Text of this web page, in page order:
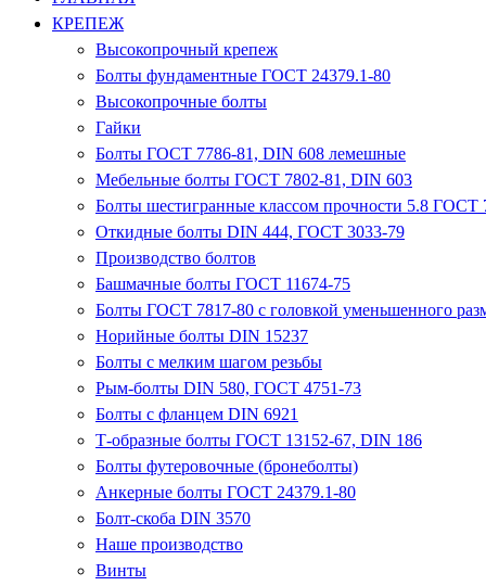
КРЕПЕЖ
Высокопрочный крепеж
Болты фундаментные ГОСТ 24379.1-80
Высокопрочные болты
Гайки
Болты ГОСТ 7786-81, DIN 608 лемешные
Мебельные болты ГОСТ 7802-81, DIN 603
Болты шестигранные классом прочности 5.8
Откидные болты DIN 444, ГОСТ 3033-79
Производство болтов
Башмачные болты ГОСТ 11674-75
Болты ГОСТ 7817-80 с головкой уменьшенного
Норийные болты DIN 15237
Болты с мелким шагом резьбы
Рым-болты DIN 580, ГОСТ 4751-73
Болты с фланцем DIN 6921
Т-образные болты ГОСТ 13152-67, DIN 186
Болты футеровочные (бронеболты)
Анкерные болты ГОСТ 24379.1-80
Болт-скоба DIN 3570
Наше производство
Винты